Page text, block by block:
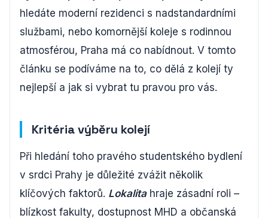
hledáte moderní rezidenci s nadstandardními
službami, nebo komornější koleje s rodinnou
atmosférou, Praha má co nabídnout. V tomto
článku se podíváme na to, co dělá z kolejí ty
nejlepší a jak si vybrat tu pravou pro vás.
Kritéria výběru kolejí
Při hledání toho pravého studentského bydlení
v srdci Prahy je důležité zvážit několik
klíčových faktorů. Lokalitahraje zásadní roli –
blízkost fakulty, dostupnost MHD a občanská